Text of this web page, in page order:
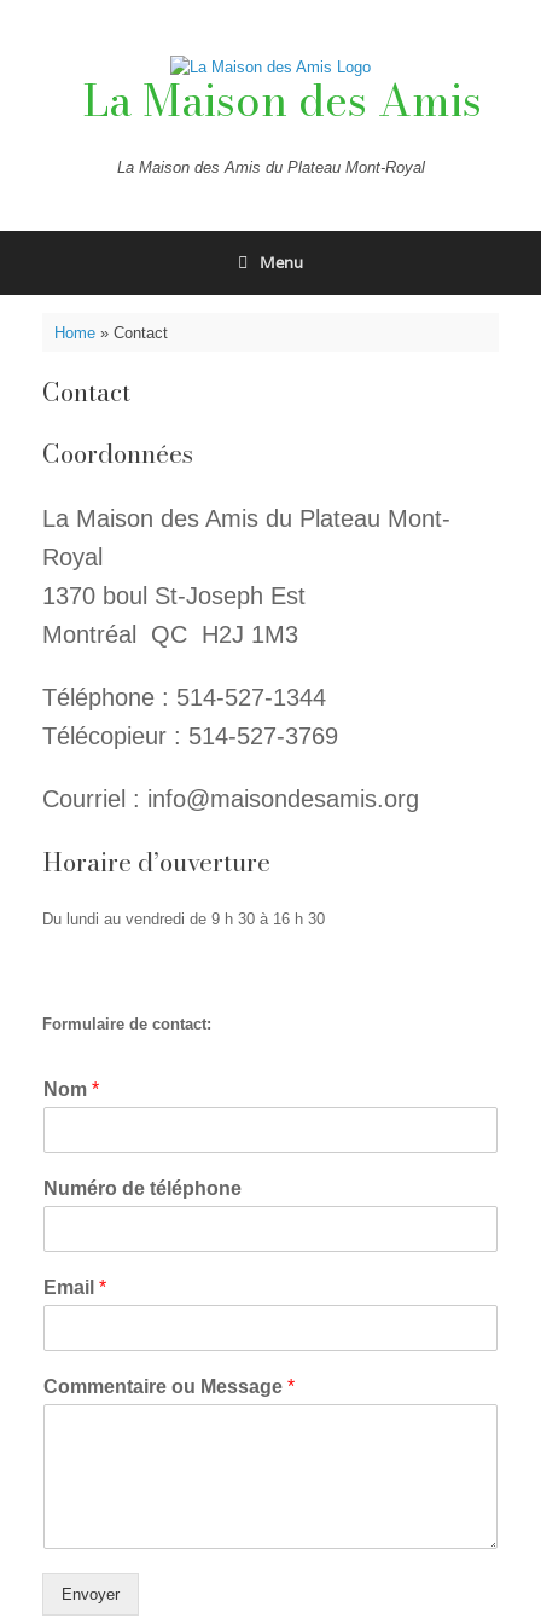
La Maison des Amis
La Maison des Amis du Plateau Mont-Royal
Menu
Home» Contact
Contact
Coordonnées
La Maison des Amis du Plateau Mont-
Royal
1370 boul St-Joseph Est
Montréal QC H2J 1M3
Téléphone : 514-527-1344
Télécopieur : 514-527-3769
Courriel : info@maisondesamis.org
Horaire d’ouverture
Du lundi au vendredi de 9 h 30 à 16 h 30
Formulaire de contact:
Nom *
Numéro de téléphone
Email *
Commentaire ou Message *
Envoyer